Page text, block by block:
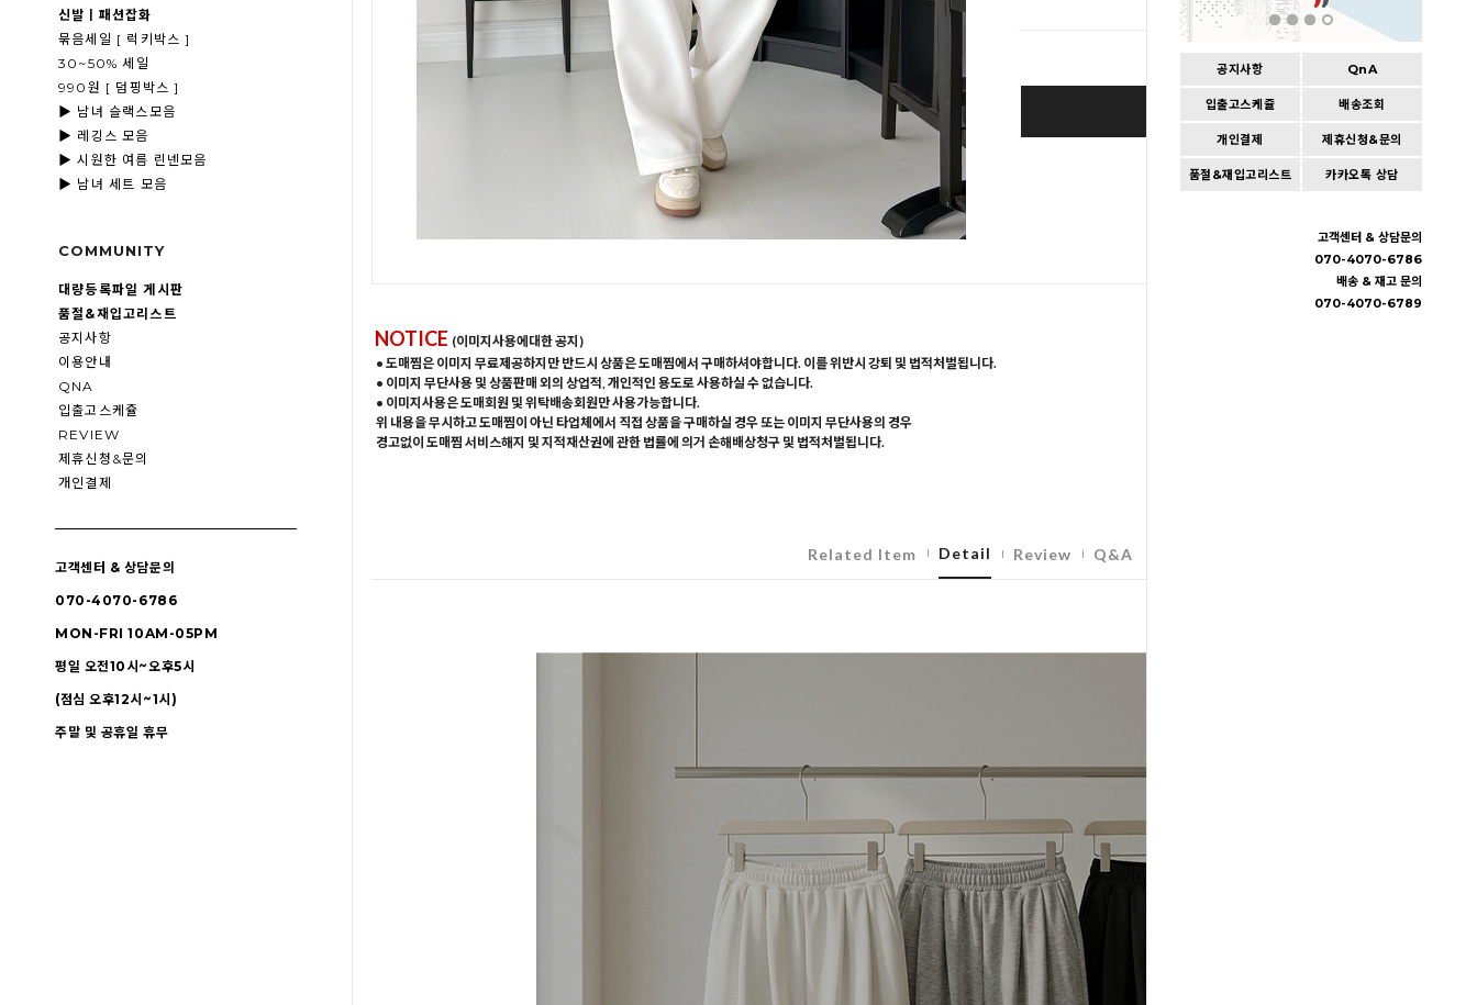
신발ㅣ패션잡화
묶음세일 [ 럭키박스 ]
30~50% 세일
990원 [ 덤핑박스 ]
▶ 남녀 슬랙스모음
▶ 레깅스 모음
▶ 시원한 여름 린넨모음
▶ 남녀 세트 모음
COMMUNITY
대량등록파일 게시판
품절&재입고리스트
공지사항
이용안내
QNA
입출고스케쥴
REVIEW
제휴신청&문의
개인결제
고객센터 & 상담문의
070-4070-6786
MON-FRI 10AM-05PM
평일 오전10시~오후5시
(점심 오후12시~1시)
주말 및 공휴일 휴무
공지사항 QnA
입출고스케쥴 배송조회
개인결제 제휴신청&문의
품절&재입고리스트 카카오톡 상담
고객센터 & 상담문의
070-4070-6786
배송 & 재고 문의
070-4070-6789
BUY IT NOW
Cart | Wishlist
NOTICE (이미지사용에대한 공지)
• 도매찜은 이미지 무료제공하지만 반드시 상품은 도매찜에서 구매하셔야합니다. 이를 위반시 강퇴 및 법적처벌됩니다.
• 이미지 무단사용 및 상품판매 외의 상업적, 개인적인 용도로 사용하실 수 없습니다.
• 이미지사용은 도매회원 및 위탁배송회원만 사용가능합니다.
위 내용을 무시하고 도매찜이 아닌 타업체에서 직접 상품을 구매하실 경우 또는 이미지 무단사용의 경우
경고없이 도매찜 서비스해지 및 지적재산권에 관한 법률에 의거 손해배상청구 및 법적처벌됩니다.
Related Item Detail Review Q&A